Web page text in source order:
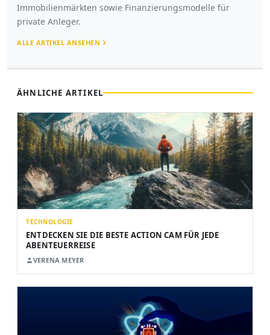
Immobilienmärkten sowie Finanzierungsmodelle für
private Anleger.
ALLE ARTIKEL ANSEHEN
ÄHNLICHE ARTIKEL
TECHNOLOGIE
ENTDECKEN SIE DIE BESTE ACTION CAM FÜR JEDE
ABENTEUERREISE
VERENA MEYER